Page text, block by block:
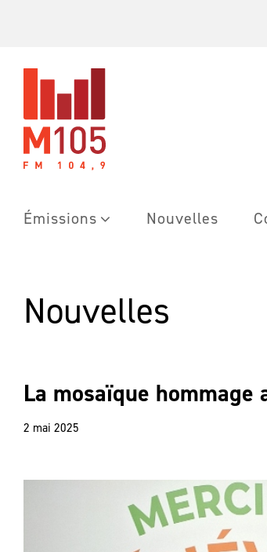
Émissions Nouvelles
Nouvelles
La mosaïque hommage
2 mai 2025